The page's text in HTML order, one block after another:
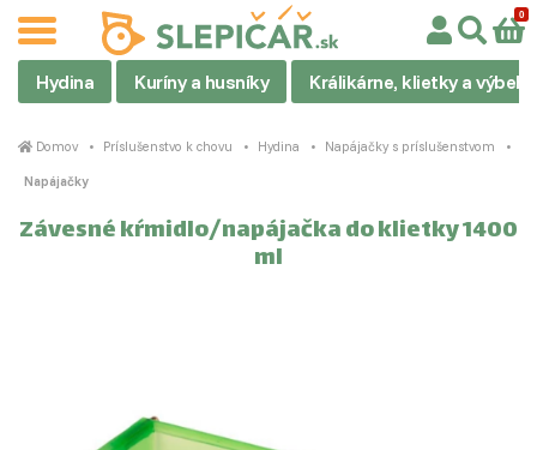
Hydina Kuríny a husníky Králikárne, klietky a výbehy
Domov Príslušenstvo k chovu Hydina Napájačky s príslušenstvom
Napájačky
Závesné kŕmidlo/napájačka do klietky 1400
ml